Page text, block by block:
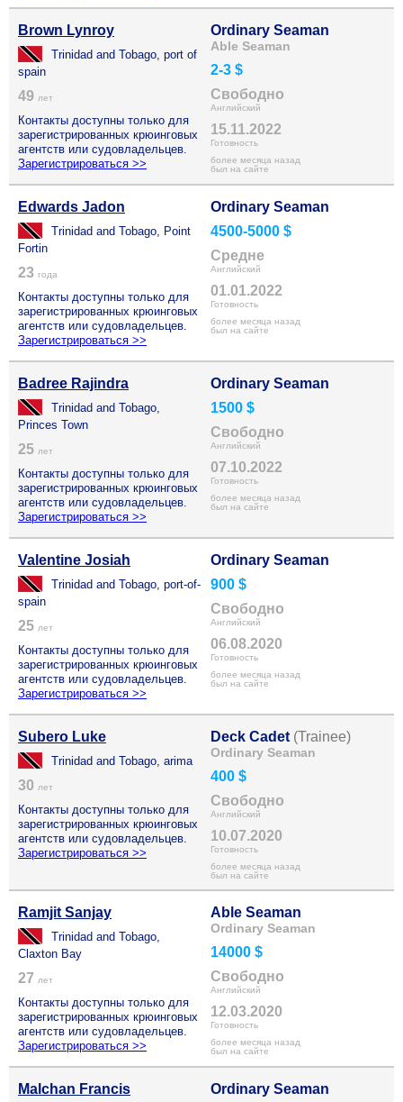
Brown Lynroy
Trinidad and Tobago, port of
spain
49 лет
Контакты доступны только для
зарегистрированных крюинговых
агентств или судовладельцев.
Зарегистрироваться >>
Ordinary Seaman
Able Seaman
2-3 $
Свободно
Английский
15.11.2022
Готовность
более месяца назад
был на сайте
Edwards Jadon
Trinidad and Tobago, Point
Fortin
23 года
Контакты доступны только для
зарегистрированных крюинговых
агентств или судовладельцев.
Зарегистрироваться >>
Ordinary Seaman
4500-5000 $
Средне
Английский
01.01.2022
Готовность
более месяца назад
был на сайте
Badree Rajindra
Trinidad and Tobago,
Princes Town
25 лет
Контакты доступны только для
зарегистрированных крюинговых
агентств или судовладельцев.
Зарегистрироваться >>
Ordinary Seaman
1500 $
Свободно
Английский
07.10.2022
Готовность
более месяца назад
был на сайте
Valentine Josiah
Trinidad and Tobago, port-of-
spain
25 лет
Контакты доступны только для
зарегистрированных крюинговых
агентств или судовладельцев.
Зарегистрироваться >>
Ordinary Seaman
900 $
Свободно
Английский
06.08.2020
Готовность
более месяца назад
был на сайте
Subero Luke
Trinidad and Tobago, arima
30 лет
Контакты доступны только для
зарегистрированных крюинговых
агентств или судовладельцев.
Зарегистрироваться >>
Deck Cadet (Trainee)
Ordinary Seaman
400 $
Свободно
Английский
10.07.2020
Готовность
более месяца назад
был на сайте
Ramjit Sanjay
Trinidad and Tobago,
Claxton Bay
27 лет
Контакты доступны только для
зарегистрированных крюинговых
агентств или судовладельцев.
Зарегистрироваться >>
Able Seaman
Ordinary Seaman
14000 $
Свободно
Английский
12.03.2020
Готовность
более месяца назад
был на сайте
Malchan Francis Ordinary Seaman